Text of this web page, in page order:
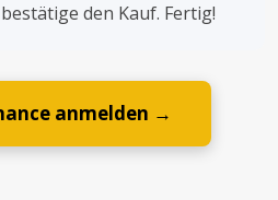
den Kauf. Fertig!
anmelden →